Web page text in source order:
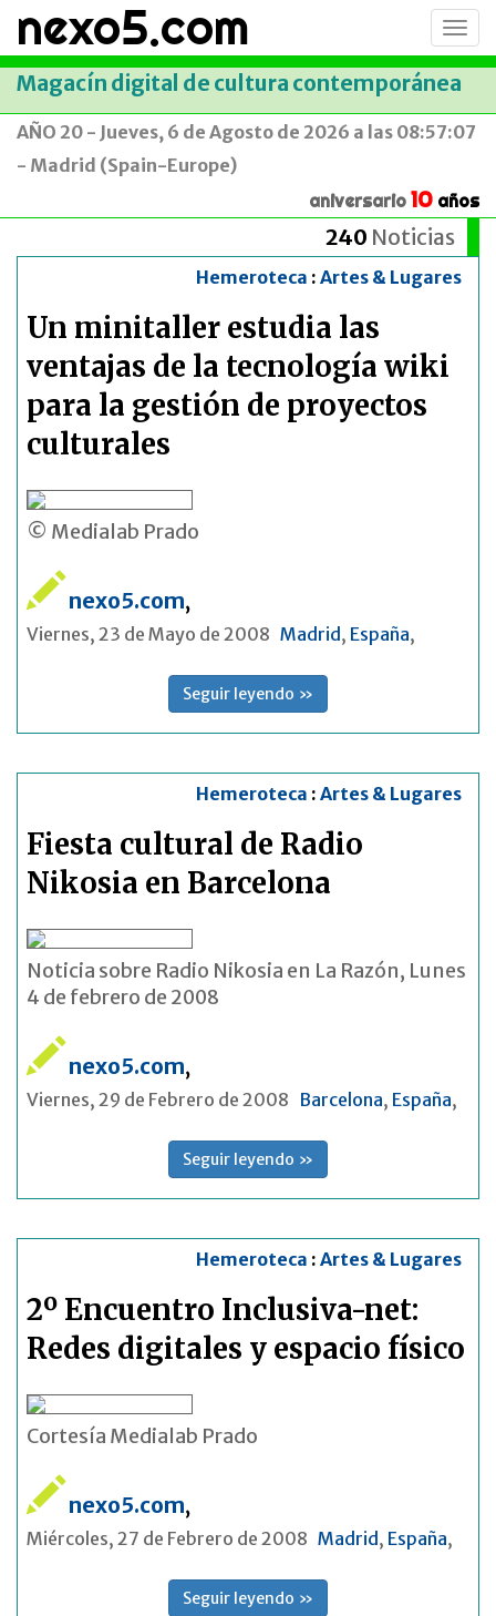
nexo5.com
Magacín digital de cultura contemporánea
AÑO 20 - Jueves, 6 de Agosto de 2026 a las 08:57:07
- Madrid (Spain-Europe)
aniversario 10 años
240 Noticias
Hemeroteca : Artes & Lugares
Un minitaller estudia las
ventajas de la tecnología wiki
para la gestión de proyectos
culturales
© Medialab Prado
nexo5.com,
Viernes, 23 de Mayo de 2008 Madrid , España,
Seguir leyendo »
Hemeroteca : Artes & Lugares
Fiesta cultural de Radio
Nikosia en Barcelona
Noticia sobre Radio Nikosia en La Razón, Lunes
4 de febrero de 2008
nexo5.com,
Viernes, 29 de Febrero de 2008 Barcelona, España,
Seguir leyendo »
Hemeroteca : Artes & Lugares
2º Encuentro Inclusiva-net:
Redes digitales y espacio físico
Cortesía Medialab Prado
nexo5.com,
Miércoles, 27 de Febrero de 2008 Madrid , España,
Seguir leyendo »